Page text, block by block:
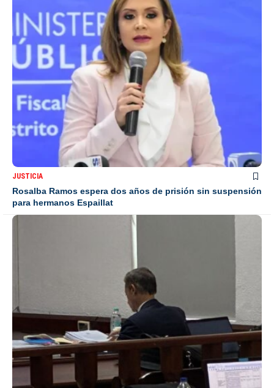
JUSTICIA
Rosalba Ramos espera dos años de prisión sin suspensión
para hermanos Espaillat